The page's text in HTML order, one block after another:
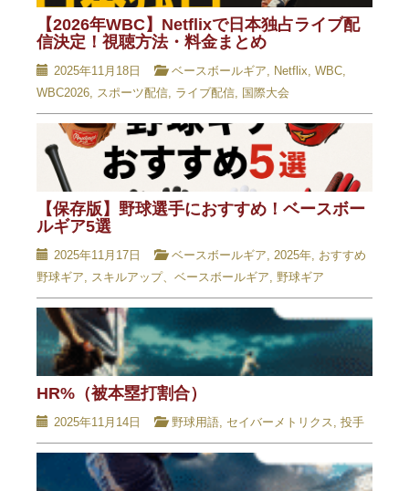
【2026年WBC】Netflixで日本独占ライブ配
信決定！視聴方法・料金まとめ
2025年11月18日 ベースボールギア, Netflix, WBC,
WBC2026, スポーツ配信, ライブ配信, 国際大会
【保存版】野球選手におすすめ！ベースボー
ルギア5選
2025年11月17日 ベースボールギア, 2025年, おすすめ
野球ギア, スキルアップ、ベースボールギア, 野球ギア
HR%（被本塁打割合）
2025年11月14日 野球用語, セイバーメトリクス, 投手